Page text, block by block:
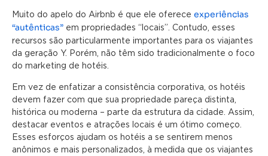
Muito do apelo do Airbnb é que ele oferece experiências
“autênticas” em propriedades “locais”. Contudo, esses
recursos são particularmente importantes para os viajantes
da geração Y. Porém, não têm sido tradicionalmente o foco
do marketing de hotéis.
Em vez de enfatizar a consistência corporativa, os hotéis
devem fazer com que sua propriedade pareça distinta,
histórica ou moderna – parte da estrutura da cidade. Assim,
destacar eventos e atrações locais é um ótimo começo.
Esses esforços ajudam os hotéis a se sentirem menos
anônimos e mais personalizados, à medida que os viajantes